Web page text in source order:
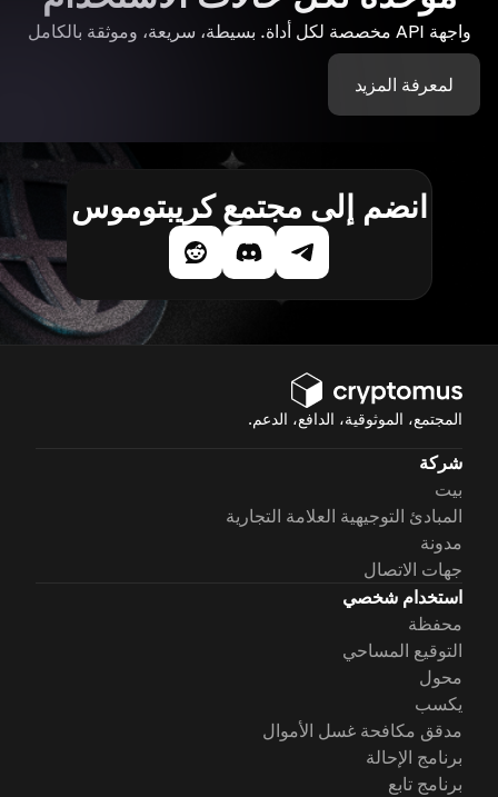
واجهة API مخصصة لكل أداة. بسيطة، سريعة، وموثقة بالكامل
لمعرفة المزيد
انضم إلى مجتمع كريبتوموس
المجتمع، الموثوقية، الدافع، الدعم.
شركة
بيت
المبادئ التوجيهية العلامة التجارية
مدونة
جهات الاتصال
استخدام شخصي
محفظة
التوقيع المساحي
محول
يكسب
مدقق مكافحة غسل الأموال
برنامج الإحالة
برنامج تابع